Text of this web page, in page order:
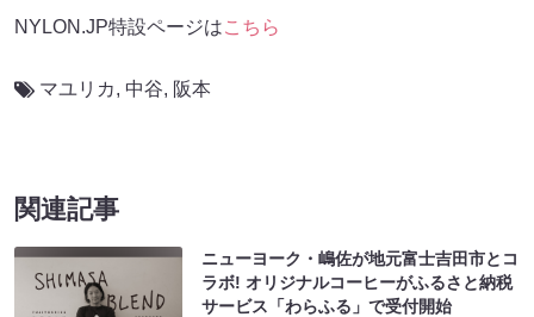
NYLON.JP特設ページはこちら
マユリカ, 中谷, 阪本
関連記事
ニューヨーク・嶋佐が地元富士吉田市とコ
ラボ! オリジナルコーヒーがふるさと納税
サービス「わらふる」で受付開始